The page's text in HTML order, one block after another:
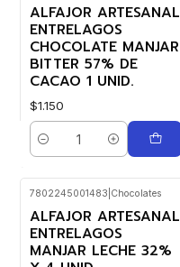
ALFAJOR ARTESANAL
ENTRELAGOS
CHOCOLATE MANJAR
BITTER 57% DE
CACAO 1 UNID.
$1.150
Cantidad
7802245001483 Chocolates
ALFAJOR ARTESANAL
ENTRELAGOS
MANJAR LECHE 32%